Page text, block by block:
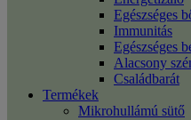
Egészséges
Immunitás
Egészséges
Alacsony
Családbarát
Termékek
Mikrohullámú sütő